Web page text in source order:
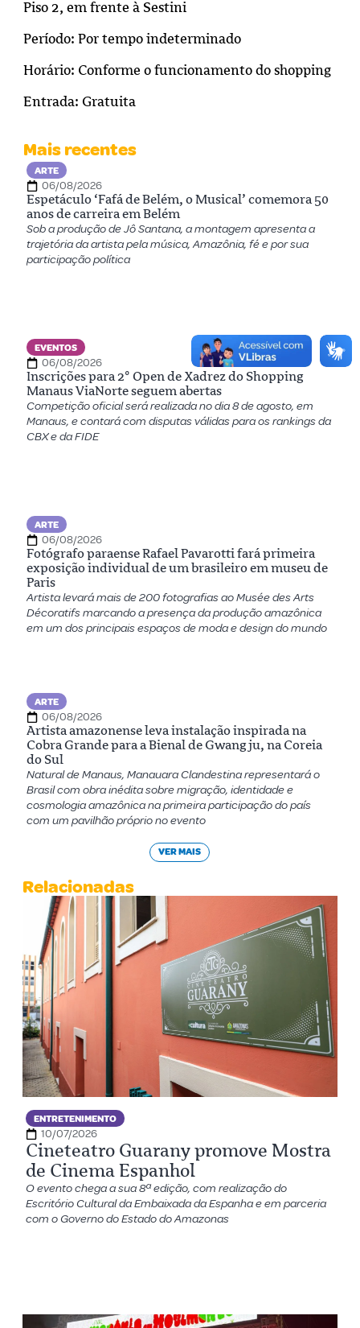
Piso 2, em frente à Sestini
Período: Por tempo indeterminado
Horário: Conforme o funcionamento do shopping
Entrada: Gratuita
Mais recentes
ARTE
06/08/2026
Espetáculo ‘Fafá de Belém, o Musical’ comemora 50
anos de carreira em Belém
Sob a produção de Jô Santana, a montagem apresenta a
trajetória da artista pela música, Amazônia, fé e por sua
participação política
EVENTOS
06/08/2026
Inscrições para 2º Open de Xadrez do Shopping
Manaus ViaNorte seguem abertas
Competição oficial será realizada no dia 8 de agosto, em
Manaus, e contará com disputas válidas para os rankings da
CBX e da FIDE
ARTE
06/08/2026
Fotógrafo paraense Rafael Pavarotti fará primeira
exposição individual de um brasileiro em museu de
Paris
Artista levará mais de 200 fotografias ao Musée des Arts
Décoratifs marcando a presença da produção amazônica
em um dos principais espaços de moda e design do mundo
ARTE
06/08/2026
Artista amazonense leva instalação inspirada na
Cobra Grande para a Bienal de Gwangju, na Coreia
do Sul
Natural de Manaus, Manauara Clandestina representará o
Brasil com obra inédita sobre migração, identidade e
cosmologia amazônica na primeira participação do país
com um pavilhão próprio no evento
VER MAIS
Relacionadas
ENTRETENIMENTO
10/07/2026
Cineteatro Guarany promove Mostra
de Cinema Espanhol
O evento chega a sua 8ª edição, com realização do
Escritório Cultural da Embaixada da Espanha e em parceria
com o Governo do Estado do Amazonas